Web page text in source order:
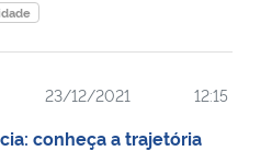
Direitos Humanos
23/12/2021 12:15
conheça a trajetória